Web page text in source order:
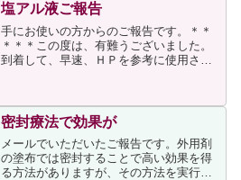
塩アル液ご報告
手にお使いの方からのご報告です。＊＊
＊＊＊この度は、有難うございました。
到着して、早速、ＨＰを参考に使用させ
せて、また、塗り込み乾燥と2回やり、手
袋で密封して就寝しまし...
密封療法で効果が
メールでいただいたご報告です。外用剤
の塗布では密封することで高い効果を得
る方法がありますが、その方法を実行な